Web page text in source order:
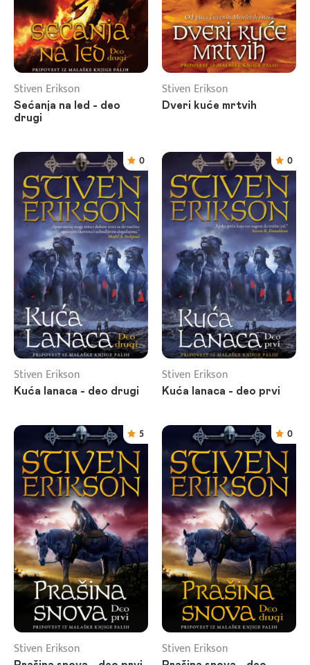
Stiven Erikson
Sećanja na led - deo
drugi
Stiven Erikson
Dveri kuće mrtvih
0
Stiven Erikson
Kuća lanaca - deo drugi
0
Stiven Erikson
Kuća lanaca - deo prvi
5
Stiven Erikson
0
Stiven Erikson